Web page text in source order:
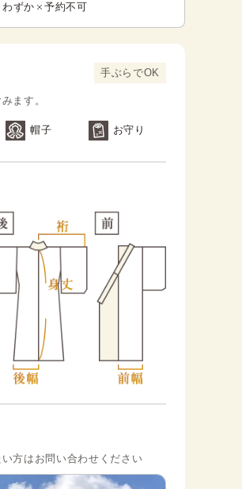
わずか 予約不可
手ぶらでOK
ます。
帽子 お守り
方はお問い合わせください